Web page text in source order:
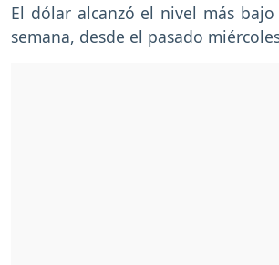
El dólar alcanzó el nivel más
semana, desde el pasado